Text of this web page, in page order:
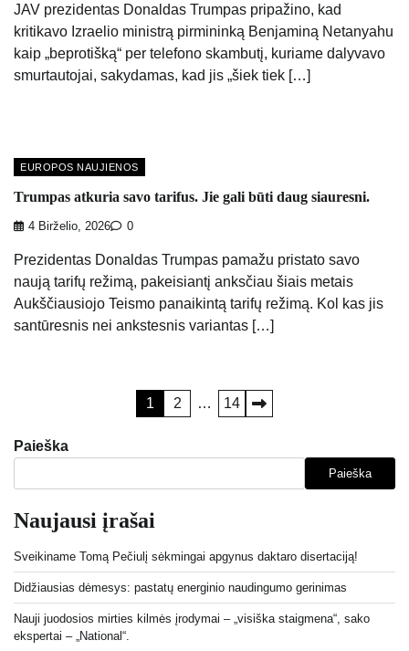
JAV prezidentas Donaldas Trumpas pripažino, kad
kritikavo Izraelio ministrą pirmininką Benjaminą Netanyahu
kaip „beprotišką“ per telefono skambutį, kuriame dalyvavo
smurtautojai, sakydamas, kad jis „šiek tiek […]
EUROPOS NAUJIENOS
Trumpas atkuria savo tarifus. Jie gali būti daug siauresni.
4 Birželio, 2026 0
Prezidentas Donaldas Trumpas pamažu pristato savo
naują tarifų režimą, pakeisiantį anksčiau šiais metais
Aukščiausiojo Teismo panaikintą tarifų režimą. Kol kas jis
santūresnis nei ankstesnis variantas […]
puslapiavimas
1 2 … 14
Paieška
Paieška
Naujausi įrašai
Sveikiname Tomą Pečiulį sėkmingai apgynus daktaro disertaciją!
Didžiausias dėmesys: pastatų energinio naudingumo gerinimas
Nauji juodosios mirties kilmės įrodymai – „visiška staigmena“, sako
ekspertai – „National“.